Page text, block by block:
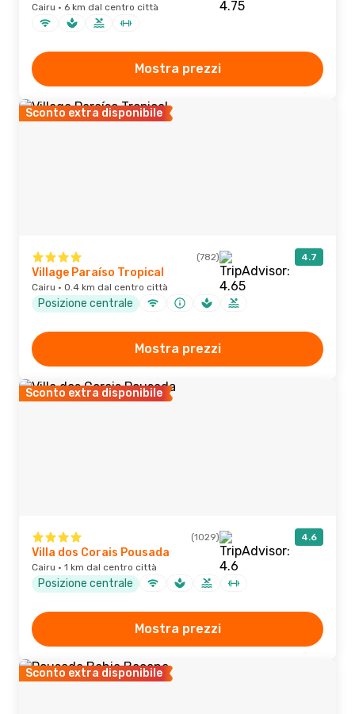
Cairu · 6 km dal centro città
Mostra prezzi
Sconto extra disponibile
(782) 4.7
Village Paraíso Tropical
Cairu · 0.4 km dal centro città
Posizione centrale
Mostra prezzi
Sconto extra disponibile
(1029) 4.6
Villa dos Corais Pousada
Cairu · 1 km dal centro città
Posizione centrale
Mostra prezzi
Sconto extra disponibile